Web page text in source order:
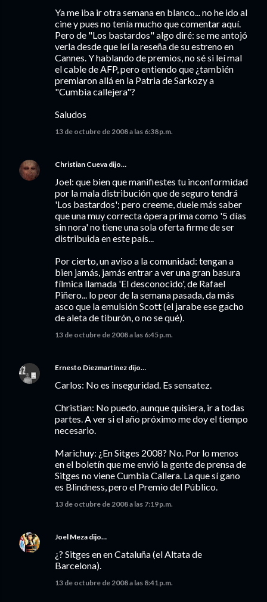
Ya me iba ir otra semana en blanco... no he ido al
cine y pues no tenía mucho que comentar aquí.
Pero de "Los bastardos" algo diré: se me antojó
verla desde que leí la reseña de su estreno en
Cannes. Y hablando de premios, no sé si leí mal
el cable de AFP, pero entiendo que ¿también
premiaron allá en la Patria de Sarkozy a
"Cumbia callejera"?
Saludos
13 de octubre de 2008 a las 6:38 p.m.
Christian Cueva dijo…
Joel: que bien que manifiestes tu inconformidad
por la mala distribución que de seguro tendrá
'Los bastardos'; pero creeme, duele más saber
que una muy correcta ópera prima como '5 días
sin nora' no tiene una sola oferta firme de ser
distribuida en este país...
Por cierto, un aviso a la comunidad: tengan a
bien jamás, jamás entrar a ver una gran basura
fílmica llamada 'El desconocido', de Rafael
Piñero... lo peor de la semana pasada, da más
asco que la emulsión Scott (el jarabe ese gacho
de aleta de tiburón, o no se qué).
13 de octubre de 2008 a las 6:45 p.m.
Ernesto Diezmartínez dijo…
Carlos: No es inseguridad. Es sensatez.
Christian: No puedo, aunque quisiera, ir a todas
partes. A ver si el año próximo me doy el tiempo
necesario.
Marichuy: ¿En Sitges 2008? No. Por lo menos
en el boletín que me envió la gente de prensa de
Sitges no viene Cumbia Callera. La que sí gano
es Blindness, pero el Premio del Público.
13 de octubre de 2008 a las 7:19 p.m.
Joel Meza dijo…
¿? Sitges en en Cataluña (el Altata de
Barcelona).
13 de octubre de 2008 a las 8:41 p.m.